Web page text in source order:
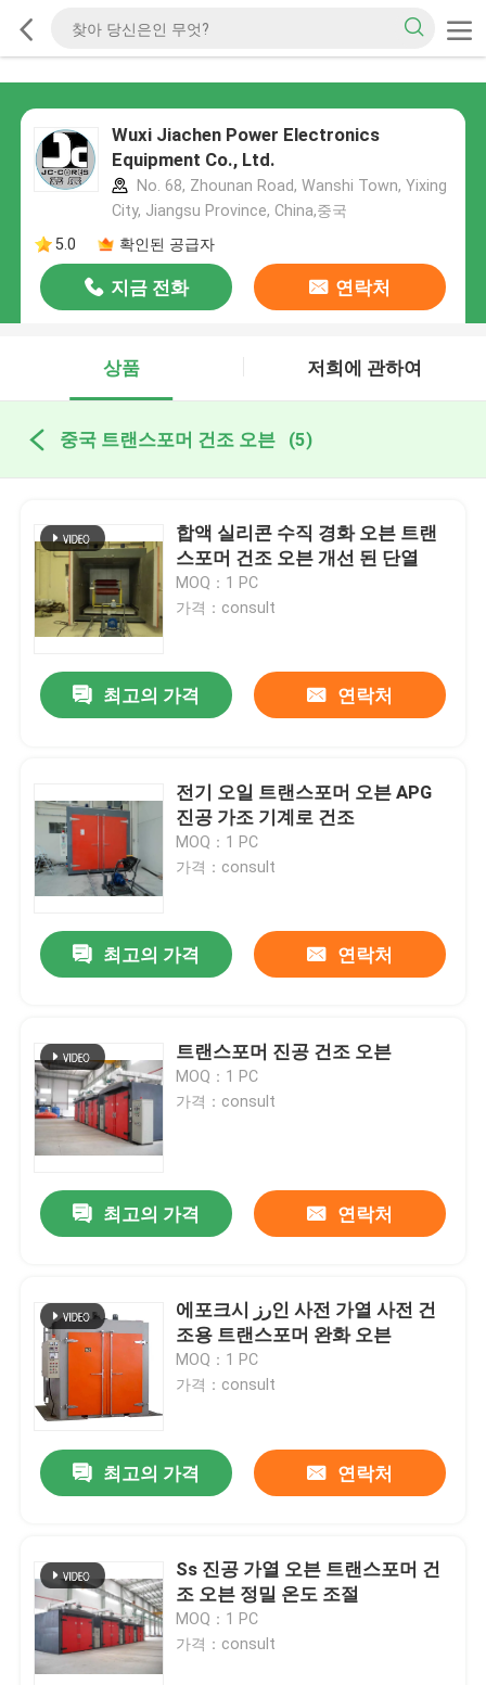
Wuxi Jiachen Power Electronics
Equipment Co., Ltd.
No. 68, Zhounan Road, Wanshi Town, Yixing
City, Jiangsu Province, China,중국
5.0
확인된 공급자
지금 전화 연락처
상품 저희에 관하여
중국 트랜스포머 건조 오븐 (5)
합액 실리콘 수직 경화 오븐 트랜
스포머 건조 오븐 개선 된 단열
MOQ：1 PC
가격：consult
최고의 가격 연락처
전기 오일 트랜스포머 오븐 APG
진공 가조 기계로 건조
MOQ：1 PC
가격：consult
최고의 가격 연락처
트랜스포머 진공 건조 오븐
MOQ：1 PC
가격：consult
최고의 가격 연락처
에포크시 رز인 사전 가열 사전 건
조용 트랜스포머 완화 오븐
MOQ：1 PC
가격：consult
최고의 가격 연락처
Ss 진공 가열 오븐 트랜스포머 건
조 오븐 정밀 온도 조절
MOQ：1 PC
가격：consult